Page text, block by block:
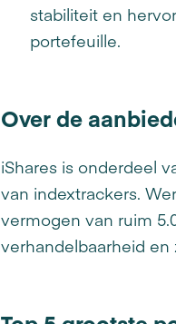
stabiliteit en
portefeuille.
Over de
iShares is onderdeel
van indextrackers.
vermogen van ruim
verhandelbaarheid